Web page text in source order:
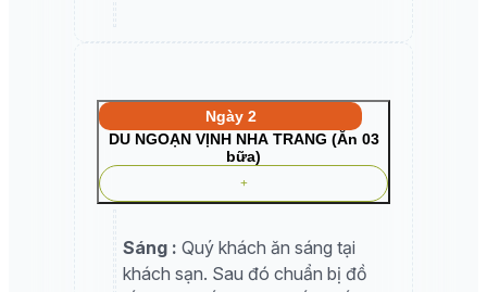
Ngày 2
DU NGOẠN VỊNH NHA TRANG (Ăn 03
bữa)
Sáng : Quý khách ăn sáng tại
khách sạn. Sau đó chuẩn bị đồ